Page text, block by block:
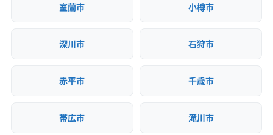
室蘭市 小樽市
深川市 石狩市
赤平市 千歳市
帯広市 滝川市